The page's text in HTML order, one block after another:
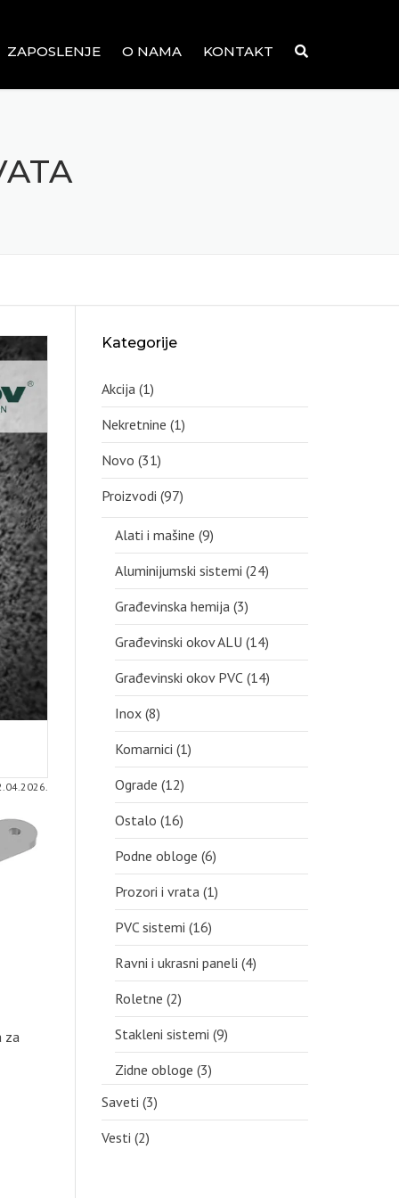
ZAPOSLENJE O NAMA KONTAKT
za
Kategorije
Akcija(1)
Nekretnine (1)
Novo (31)
Proizvodi (97)
Alati i mašine (9)
Aluminijumski sistemi (24)
Građevinska hemija(3)
Građevinski okov ALU (14)
Građevinski okov PVC (14)
Inox(8)
Komarnici (1)
Ograde (12)
Ostalo (16)
Podne obloge (6)
Prozori i vrata(1)
PVC sistemi (16)
Ravni i ukrasni paneli (4)
Roletne (2)
Stakleni sistemi (9)
Zidne obloge (3)
Saveti (3)
Vesti (2)